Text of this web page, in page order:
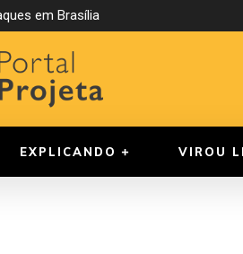
em Brasília
EXPLICANDO VIROU